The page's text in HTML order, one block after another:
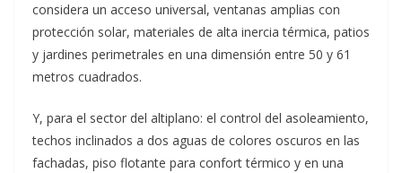
considera un acceso universal, ventanas amplias con
protección solar, materiales de alta inercia térmica, patios
y jardines perimetrales en una dimensión entre 50 y 61
metros cuadrados.
Y, para el sector del altiplano: el control del asoleamiento,
techos inclinados a dos aguas de colores oscuros en las
fachadas, piso flotante para confort térmico y en una